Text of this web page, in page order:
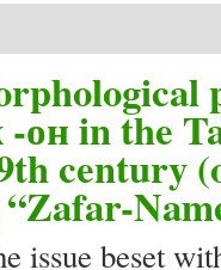
-он in the
century
issue beset